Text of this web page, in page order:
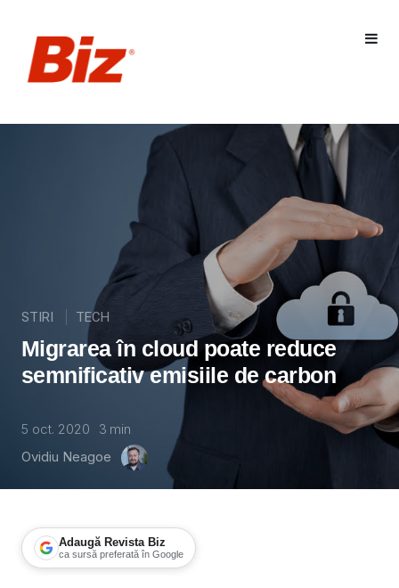
STIRI TECH
Migrarea în cloud poate reduce
semnificativ emisiile de carbon
5 oct. 2020 3 min
Ovidiu Neagoe
Adaugă Revista Biz
ca sursă preferată în Google